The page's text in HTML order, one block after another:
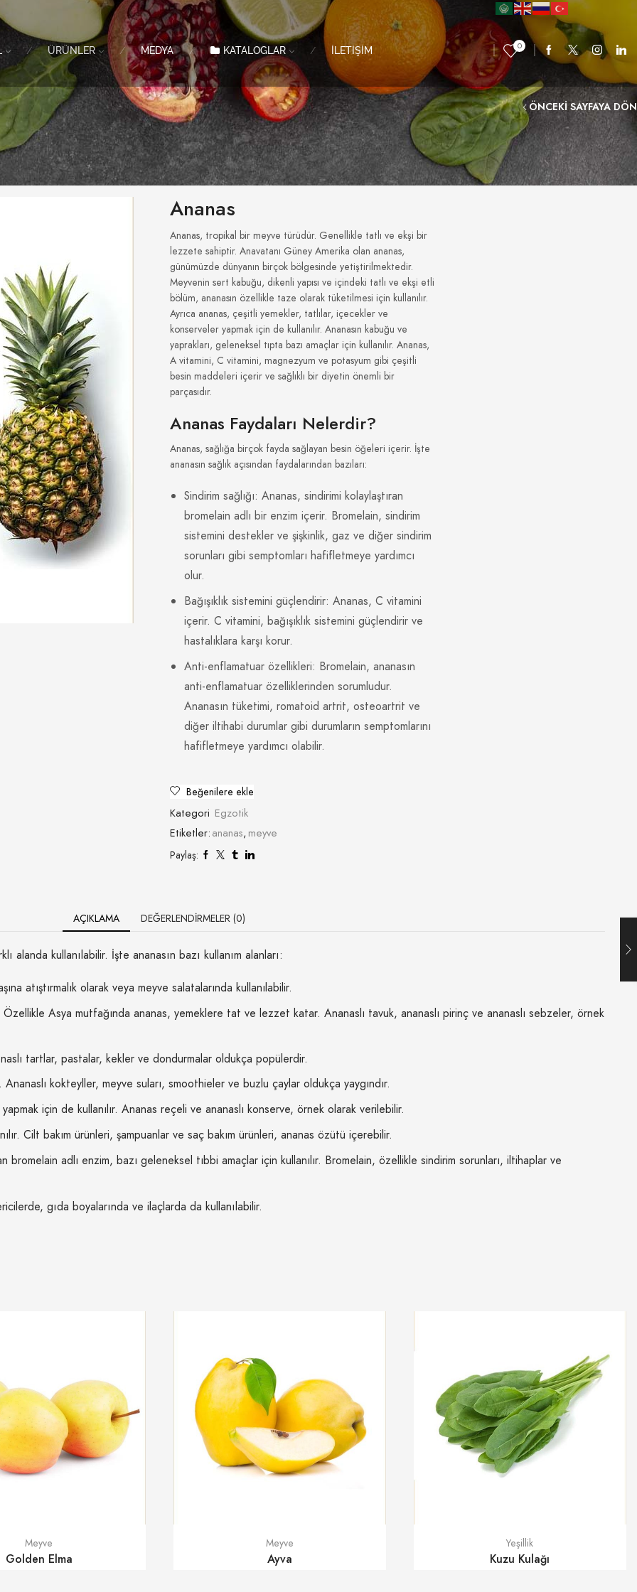
ÜRÜNLER MEDYA KATALOGLAR İLETİŞİM 0
ÖNCEKI SAYFAYA DÖN
Ananas
Ananas, tropikal bir meyve türüdür. Genellikle tatlı ve ekşi bir
lezzete sahiptir. Anavatanı Güney Amerika olan ananas,
günümüzde dünyanın birçok bölgesinde yetiştirilmektedir.
Meyvenin sert kabuğu, dikenli yapısı ve içindeki tatlı ve ekşi etli
bölüm, ananasın özellikle taze olarak tüketilmesi için kullanılır.
Ayrıca ananas, çeşitli yemekler, tatlılar, içecekler ve
konserveler yapmak için de kullanılır. Ananasın kabuğu ve
yaprakları, geleneksel tıpta bazı amaçlar için kullanılır. Ananas,
A vitamini, C vitamini, magnezyum ve potasyum gibi çeşitli
besin maddeleri içerir ve sağlıklı bir diyetin önemli bir
parçasıdır.
Ananas Faydaları Nelerdir?
Ananas, sağlığa birçok fayda sağlayan besin öğeleri içerir. İşte
ananasın sağlık açısından faydalarından bazıları:
Sindirim sağlığı: Ananas, sindirimi kolaylaştıran
bromelain adlı bir enzim içerir. Bromelain, sindirim
sistemini destekler ve şişkinlik, gaz ve diğer sindirim
sorunları gibi semptomları hafifletmeye yardımcı
olur.
Bağışıklık sistemini güçlendirir: Ananas, C vitamini
içerir. C vitamini, bağışıklık sistemini güçlendirir ve
hastalıklara karşı korur.
Anti-enflamatuar özellikleri: Bromelain, ananasın
anti-enflamatuar özelliklerinden sorumludur.
Ananasın tüketimi, romatoid artrit, osteoartrit ve
diğer iltihabi durumlar gibi durumların semptomlarını
hafifletmeye yardımcı olabilir.
Beğenilere ekle
Kategori Egzotik
Etiketler:ananas, meyve
Paylaş:
AÇIKLAMA DEĞERLENDIRMELER (0)
kullanılabilir. İşte ananasın bazı kullanım alanları:
atıştırmalık olarak veya meyve salatalarında kullanılabilir.
Özellikle Asya mutfağında ananas, yemeklere tat ve lezzet katar. Ananaslı tavuk, ananaslı pirinç ve ananaslı sebzeler, örnek
tartlar, pastalar, kekler ve dondurmalar oldukça popülerdir.
Ananaslı kokteyller, meyve suları, smoothieler ve buzlu çaylar oldukça yaygındır.
için de kullanılır. Ananas reçeli ve ananaslı konserve, örnek olarak verilebilir.
Cilt bakım ürünleri, şampuanlar ve saç bakım ürünleri, ananas özütü içerebilir.
bromelain adlı enzim, bazı geleneksel tıbbi amaçlar için kullanılır. Bromelain, özellikle sindirim sorunları, iltihaplar ve
gıda boyalarında ve ilaçlarda da kullanılabilir.
Meyve
Golden Elma
Meyve
Ayva
Yeşillik
Kuzu Kulağı